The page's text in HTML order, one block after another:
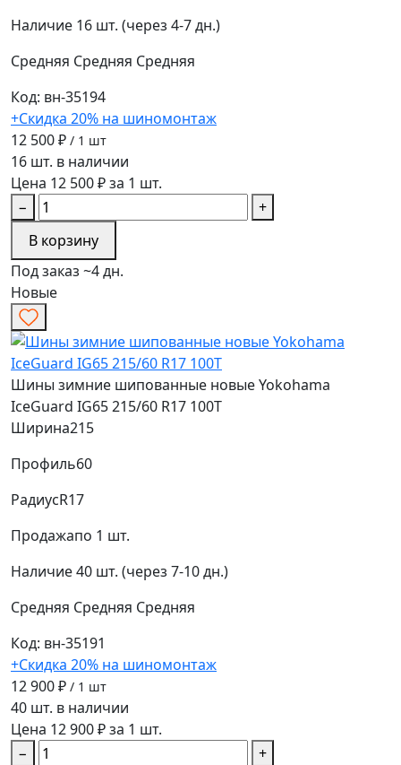
Наличие 16 шт. (через 4-7 дн.)
Средняя Средняя Средняя
Код: вн-35194
+Скидка 20% на шиномонтаж
12 500 ₽ / 1 шт
16 шт. в наличии
Цена 12 500 ₽ за 1 шт.
−
+
В корзину
Под заказ ~4 дн.
Новые
Шины зимние шипованные новые Yokohama
IceGuard IG65 215/60 R17 100T
Ширина215
Профиль60
РадиусR17
Продажапо 1 шт.
Наличие40 шт. (через 7-10 дн.)
Средняя Средняя Средняя
Код: вн-35191
+Скидка 20% на шиномонтаж
12 900 ₽ / 1 шт
40 шт. в наличии
Цена 12 900 ₽ за 1 шт.
−
+